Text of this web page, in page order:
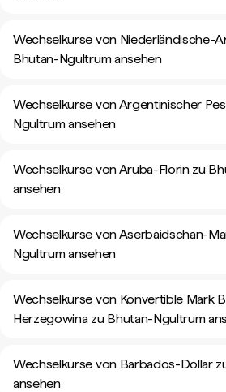
Wechselkurse von Niederländische-
Bhutan-Ngultrum ansehen
Wechselkurse von Argentinischer
Ngultrum ansehen
Wechselkurse von Aruba-Florin zu
ansehen
Wechselkurse von Aserbaidschan-
Ngultrum ansehen
Wechselkurse von Konvertible Mark
Herzegowina zu Bhutan-Ngultrum
Wechselkurse von Barbados-Dollar
ansehen